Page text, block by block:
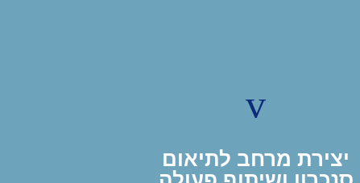
v
יצירת מרחב לתיאום